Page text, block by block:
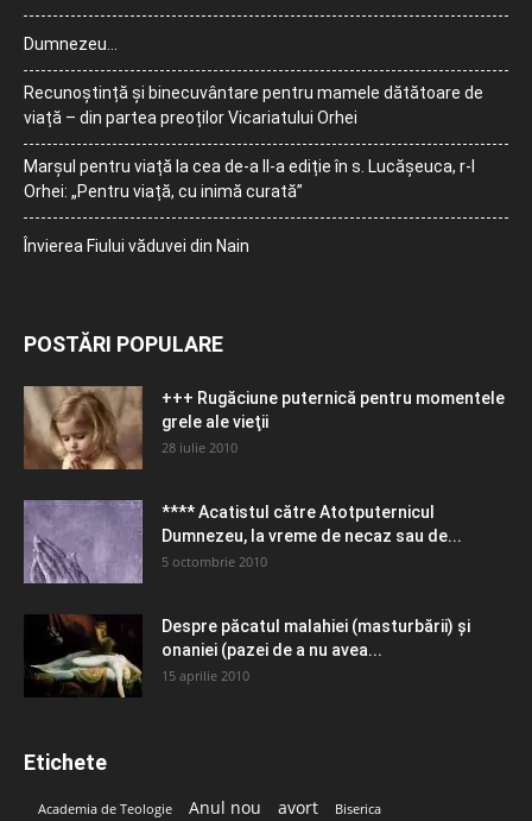
Dumnezeu…
Recunoștință și binecuvântare pentru mamele dătătoare de
viață – din partea preoților Vicariatului Orhei
Marșul pentru viață la cea de-a II-a ediție în s. Lucășeuca, r-l
Orhei: „Pentru viață, cu inimă curată”
Învierea Fiului văduvei din Nain
POSTĂRI POPULARE
+++ Rugăciune puternică pentru momentele
grele ale vieţii
28 iulie 2010
**** Acatistul către Atotputernicul
Dumnezeu, la vreme de necaz sau de...
5 octombrie 2010
Despre păcatul malahiei (masturbării) şi
onaniei (pazei de a nu avea...
15 aprilie 2010
Etichete
Academia de Teologie Anul nou avort Biserica